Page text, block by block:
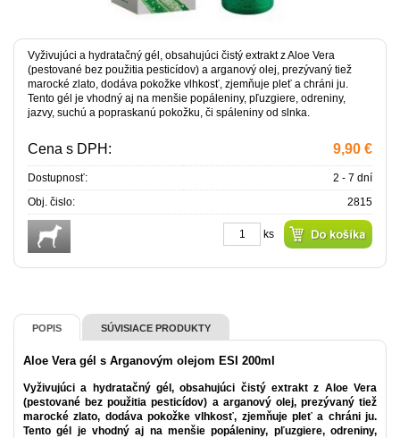
Vyživujúci a hydratačný gél, obsahujúci čistý extrakt z Aloe Vera
(pestované bez použitia pesticídov) a arganový olej, prezývaný tiež
marocké zlato, dodáva pokožke vlhkosť, zjemňuje pleť a chráni ju.
Tento gél je vhodný aj na menšie popáleniny, pľuzgiere, odreniny,
jazvy, suchú a popraskanú pokožku, či spáleniny od slnka.
Cena s DPH: 9,90 €
Dostupnosť:
2 - 7 dní
Obj. čislo:
2815
ks
POPIS SÚVISIACE PRODUKTY
Aloe Vera gél s Arganovým olejom ESI 200ml
Vyživujúci a hydratačný gél, obsahujúci čistý extrakt z Aloe Vera
(pestované bez použitia pesticídov) a arganový olej, prezývaný tiež
marocké zlato, dodáva pokožke vlhkosť, zjemňuje pleť a chráni ju.
Tento gél je vhodný aj na menšie popáleniny, pľuzgiere, odreniny,